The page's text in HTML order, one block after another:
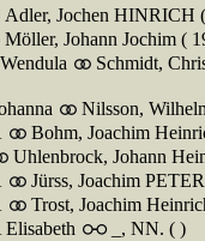
Adler, Jochen HINRICH
Möller, Johann Jochim (
Schmidt,
Nilsson,
Bohm, Joachim
Uhlenbrock, Johann
Jürss, Joachim
Trost, Joachim
_, NN. ( )